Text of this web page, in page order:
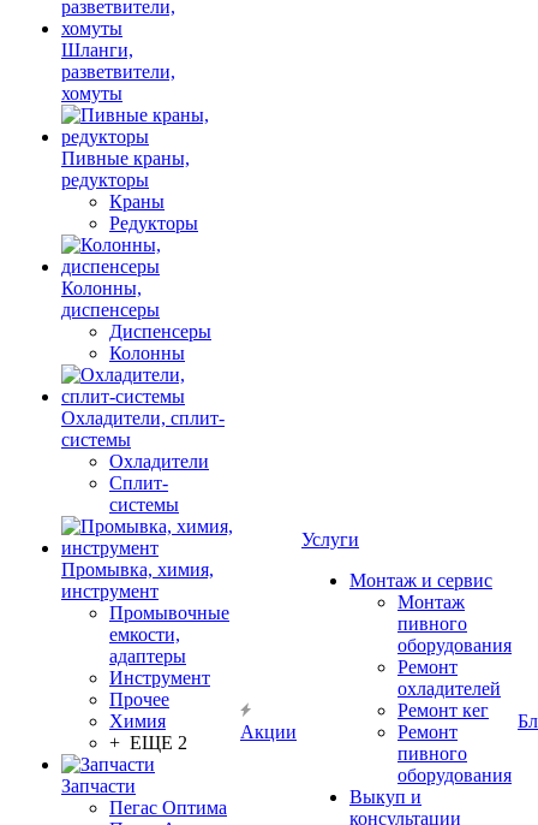
Шланги,
разветвители,
хомуты
Пивные краны,
редукторы
Краны
Редукторы
Колонны,
диспенсеры
Диспенсеры
Колонны
Охладители, сплит-
системы
Охладители
Сплит-
системы
Промывка, химия,
инструмент
Промывочные
емкости,
адаптеры
Инструмент
Прочее
Химия
+ ЕЩЕ 2
Запчасти
Пегас Оптима
Акции
Услуги
Монтаж и сервис
Монтаж
пивного
оборудования
Ремонт
охладителей
Ремонт кег
Ремонт
пивного
оборудования
Выкуп и
консультации